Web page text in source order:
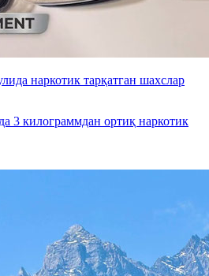
наркотик тарқатган шахслар
3 килограммдан ортиқ наркотик